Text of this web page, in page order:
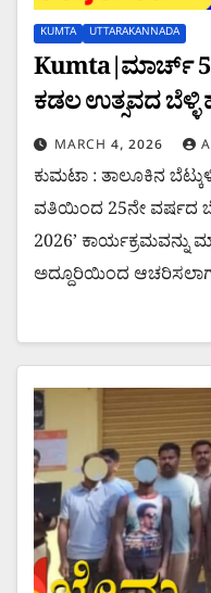
KUMTA UTTARAKANNADA
Kumta|ಮಾರ್ಚ್ 5
ಕಡಲ ಉತ್ಸವದ ಬೆಳ್ಳಿ
MARCH 4, 2026
ಕುಮಟಾ : ತಾಲೂಕಿನ
ವತಿಯಿಂದ 25ನೇ ವರ್ಷದ
2026’ ಕಾರ್ಯಕ್ರಮವನ್ನು
ಅದ್ದೂರಿಯಿಂದ